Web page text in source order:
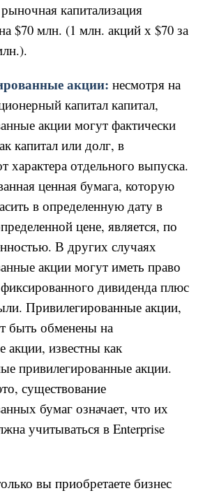
капитализация
$70 млн. (1 млн. акций х $70 за
акции: несмотря на
капитал капитал,
акции могут фактически
капитал или долг, в
характера отдельного выпуска.
ценная бумага, которую
в определенную дату в
цене, является, по
В других случаях
акции могут иметь право
дивиденда плюс
. Привилегированные акции,
быть обменены на
акции, известны как
привилегированные акции.
существование
бумаг означает, что их
учитываться в Enterprise
вы приобретаете бизнес